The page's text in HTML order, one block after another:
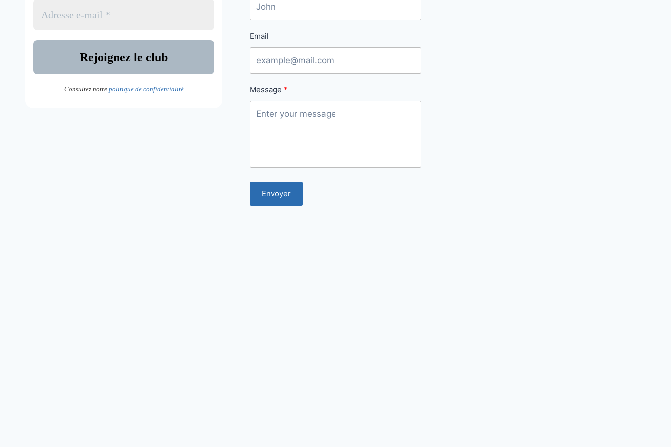
Consultez notre politique de confidentialité
Email
Message
Envoyer